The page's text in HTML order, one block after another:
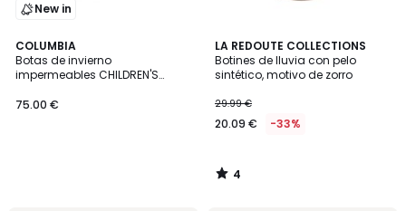
New in
COLUMBIA
Botas de invierno
impermeables CHILDREN'S
€.
75.00 €
LA REDOUTE COLLECTIONS
Botines de lluvia con pelo
sintético, motivo de zorro
29.99 €
20.09 € -33%
4
/
5
4
/